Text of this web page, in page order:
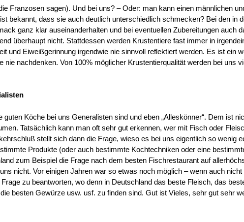
Franzosen sagen). Und bei uns? – Oder: man kann einen männlichen
bekannt, dass sie auch deutlich unterschiedlich schmecken? Bei den in
ganz klar auseinanderhalten und bei eventuellen Zubereitungen auch
überhaupt nicht. Stattdessen werden Krustentiere fast immer in
und Eiweißgerinnung irgendwie nie sinnvoll reflektiert werden. Es ist ein
nie nachdenken. Von 100% möglicher Krustentierqualität werden bei uns
Köche bei uns Generalisten sind und eben „Alleskönner“. Dem ist
Tatsächlich kann man oft sehr gut erkennen, wer mit Fisch oder
stellt sich dann die Frage, wieso es bei uns eigentlich so wenig
Produkte (oder auch bestimmte Kochtechniken oder eine
zum Beispiel die Frage nach dem besten Fischrestaurant auf
nicht. Vor einigen Jahren war so etwas noch möglich – wenn auch nicht
zu beantworten, wo denn in Deutschland das beste Fleisch, das
besten Gewürze usw. usf. zu finden sind. Gut ist Vieles, sehr gut sehr